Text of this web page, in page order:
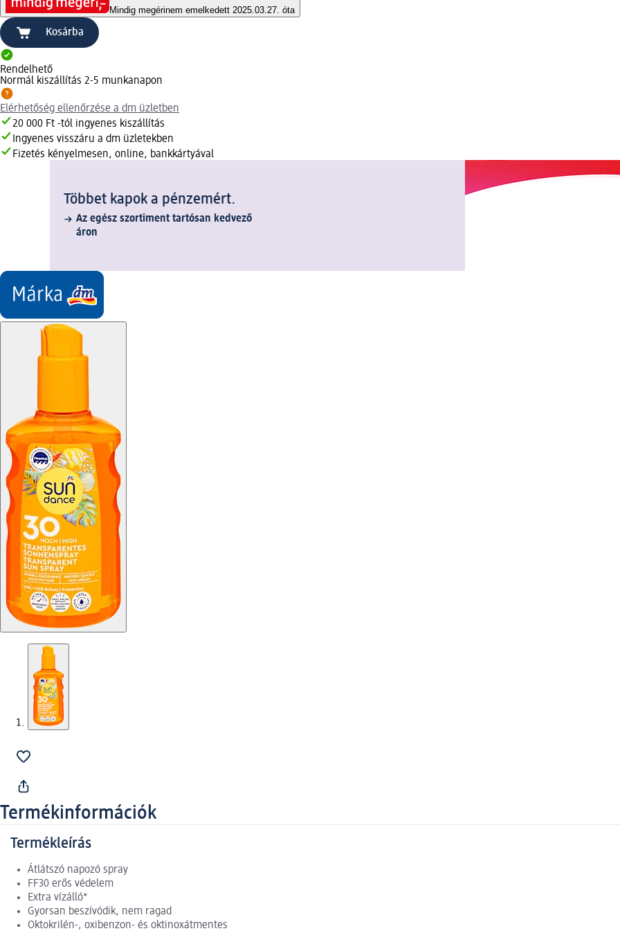
Mindig megérinem emelkedett 2025.03.27. óta
Kosárba
Rendelhető
Normál kiszállítás 2-5 munkanapon
Elérhetőség ellenőrzése a dm üzletben
20 000 Ft -tól ingyenes kiszállítás
Ingyenes visszáru a dm üzletekben
Fizetés kényelmesen, online, bankkártyával
Többet kapok a pénzemért.
Az egész szortiment tartósan kedvező
áron
Termékinformációk
Termékleírás
Átlátszó napozó spray
FF30 erős védelem
Extra vízálló*
Gyorsan beszívódik, nem ragad
Oktokrilén-, oxibenzon- és oktinoxátmentes